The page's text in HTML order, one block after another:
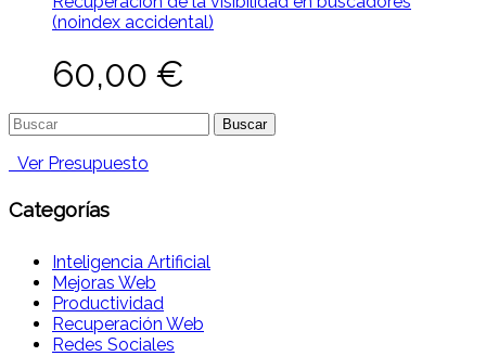
(noindex accidental)
60,00 €
Buscar:
Ver Presupuesto
Categorías
Inteligencia Artificial
Mejoras Web
Productividad
Recuperación Web
Redes Sociales